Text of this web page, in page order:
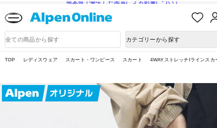
熊本県で発生した地震による影響について
入
品
検
カテゴリーから探す
TOP レディスウェア スカート・ワンピース スカート 4WAYストレッチIラインスカ